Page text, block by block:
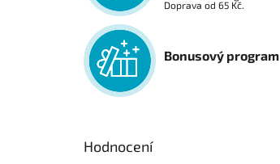
Doprava od 65 Kč.
Bonusový program
Hodnocení